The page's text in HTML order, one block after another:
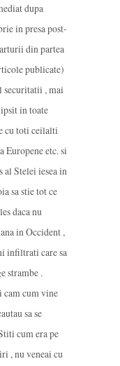
dupa
in presa post-
din partea
publicate)
securitatii , mai
in toate
cu toti ceilalti
Europene etc. si
al Stelei iesea in
sa stie tot ce
daca nu
in Occident ,
infiltrati care sa
strambe .
cam cum vine
sa se
cum era pe
, nu veneai cu